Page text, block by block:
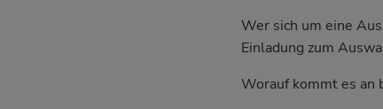
Wer sich um eine
Einladung zum
Worauf kommt es an